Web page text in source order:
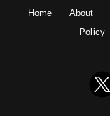
Home About
Policy